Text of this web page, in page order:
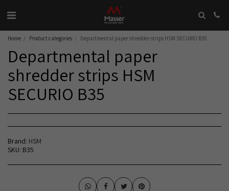
Home Product categories Departmental paper shredder strips HSM SECURIO B35
Departmental paper
shredder strips HSM
SECURIO B35
Brand: HSM
SKU: B35